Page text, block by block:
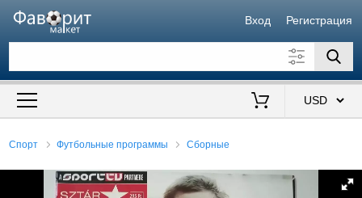
Вход Регистрация
Искать также в описании
Спорт Футбольные программы Сборные